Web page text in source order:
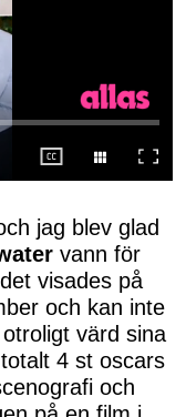
jag blev glad
vann för
visades på
och kan inte
värd sina
4 st oscars
och